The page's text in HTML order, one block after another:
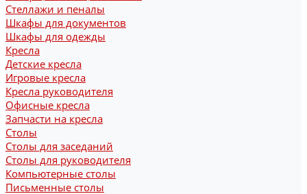
Стеллажи и пеналы
Шкафы для документов
Шкафы для одежды
Кресла
Детские кресла
Игровые кресла
Кресла руководителя
Офисные кресла
Запчасти на кресла
Столы
Столы для заседаний
Столы для руководителя
Компьютерные столы
Письменные столы